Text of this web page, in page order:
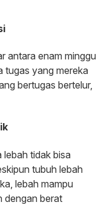
antara enam minggu
tugas yang mereka
bertugas bertelur,
tidak bisa
tubuh lebah
lebah mampu
dengan berat